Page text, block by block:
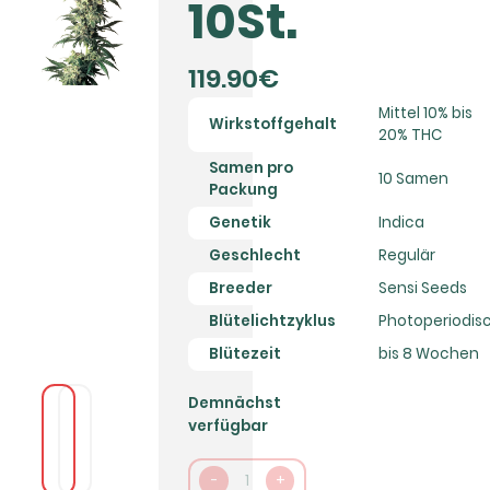
10St.
119.90€
Wirkstoffgehalt
Mittel 10% bis
20% THC
Samen pro
Packung
10 Samen
Genetik
Indica
Geschlecht
Regulär
Breeder
Sensi Seeds
Blütelichtzyklus
Blütezeit
bis 8 Wochen
Demnächst
verfügbar
- 1 +